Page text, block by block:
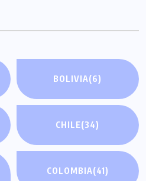
BOLIVIA(6)
CHILE(34)
COLOMBIA(41)